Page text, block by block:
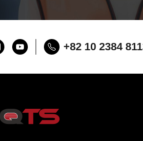
+82 10 2384